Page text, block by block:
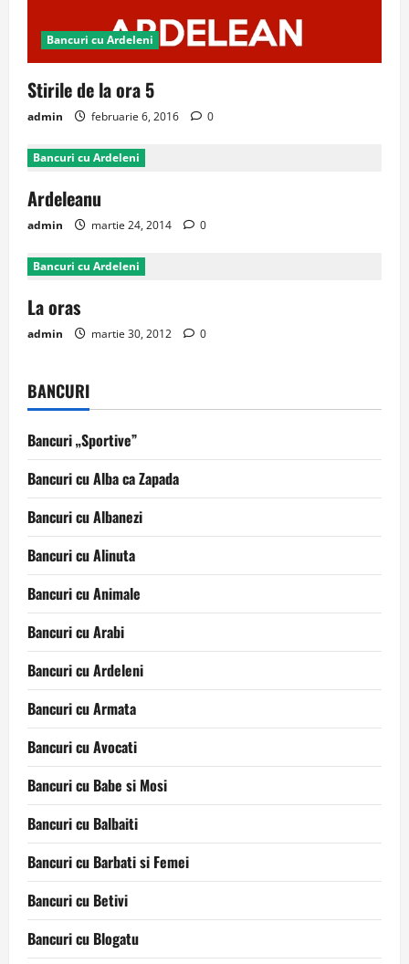
Bancuri cu Ardeleni
Stirile de la ora 5
admin februarie 6, 2016 0
Bancuri cu Ardeleni
Ardeleanu
admin martie 24, 2014 0
Bancuri cu Ardeleni
La oras
admin martie 30, 2012 0
BANCURI
Bancuri „Sportive”
Bancuri cu Alba ca Zapada
Bancuri cu Albanezi
Bancuri cu Alinuta
Bancuri cu Animale
Bancuri cu Arabi
Bancuri cu Ardeleni
Bancuri cu Armata
Bancuri cu Avocati
Bancuri cu Babe si Mosi
Bancuri cu Balbaiti
Bancuri cu Barbati si Femei
Bancuri cu Betivi
Bancuri cu Blogatu